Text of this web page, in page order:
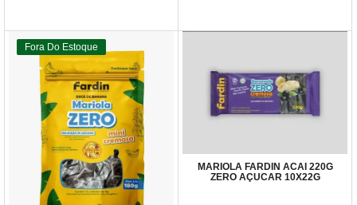
Fora Do Estoque
MARIOLA FARDIN ACAI 220G
ZERO AÇUCAR 10X22G